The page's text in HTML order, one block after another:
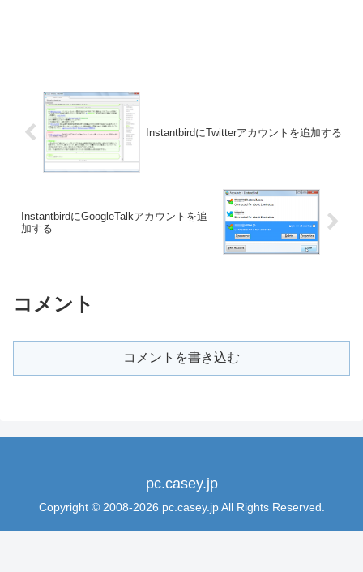
InstantbirdにTwitterアカウントを追加する
InstantbirdにGoogleTalkアカウントを追
加する
コメント
コメントを書き込む
pc.casey.jp
Copyright © 2008-2026 pc.casey.jp All Rights Reserved.